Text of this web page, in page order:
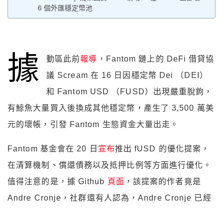
6 個外匯穩定幣池
據 動區此前報導 ，Fantom 鏈上的 DeFi 借貸協
議 Scream 在 16 日因穩定幣 Dei （DEI）
和 Fantom USD （FUSD）出現嚴重脫鉤，
有鯨魚大量買入後換成其他穩定幣，產生了 3,500 萬美
元的壞帳，引發 Fantom 生態資金大量出走。
Fantom 基金會在 20 日 宣布推出 fUSD 的優化提案，
在清算機制、償還債務以及抵押比例等方面進行優化。
值得注意的是，據 Github 頁面 ，該提案的作者竟是
Andre Cronje，社群還有人認為，Andre Cronje 已經